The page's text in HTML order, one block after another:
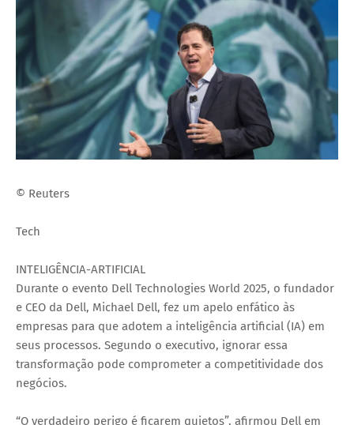
© Reuters
Tech
INTELIGÊNCIA-ARTIFICIAL
Durante o evento Dell Technologies World 2025, o fundador
e CEO da Dell, Michael Dell, fez um apelo enfático às
empresas para que adotem a inteligência artificial (IA) em
seus processos. Segundo o executivo, ignorar essa
transformação pode comprometer a competitividade dos
negócios.
“O verdadeiro perigo é ficarem quietos”, afirmou Dell em